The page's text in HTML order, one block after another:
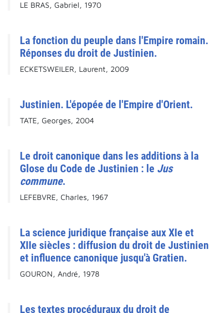
LE BRAS, Gabriel, 1970
La fonction du peuple dans l'Empire romain.
Réponses du droit de Justinien.
ECKETSWEILER, Laurent, 2009
Justinien. L'épopée de l'Empire d'Orient.
TATE, Georges, 2004
Le droit canonique dans les additions à la
Glose du Code de Justinien : le Jus
commune.
LEFEBVRE, Charles, 1967
La science juridique française aux XIe et
XIIe siècles : diffusion du droit de Justinien
et influence canonique jusqu'à Gratien.
GOURON, André, 1978
Les textes procéduraux du droit de